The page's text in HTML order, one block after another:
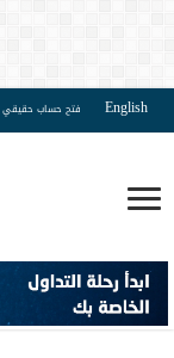
English فتح حساب حقيقي